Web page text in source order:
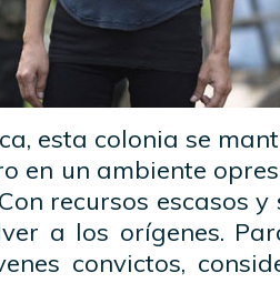
esta colonia se
en un ambiente
recursos escasos
a los orígenes.
convictos,